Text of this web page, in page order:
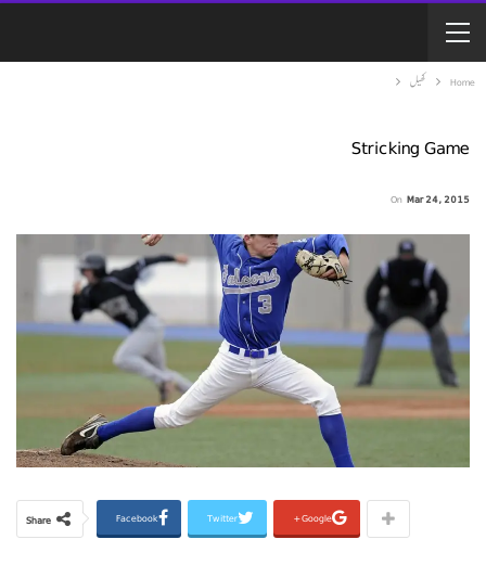
Home کھیل
Stricking Game
On Mar 24, 2015
Share Facebook Twitter Google+